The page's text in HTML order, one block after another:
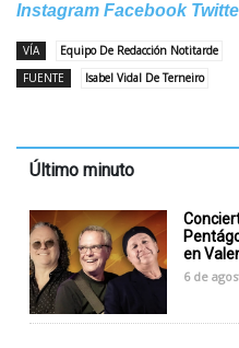
Instagram Facebook
VÍA
Equipo De Redacción Notitarde
FUENTE
Isabel Vidal De Terneiro
Último minuto
en
6 de